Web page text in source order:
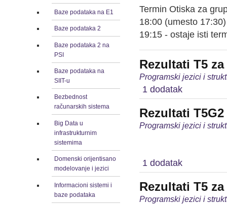
Baze podataka na E1
Baze podataka 2
Baze podataka 2 na
PSI
Baze podataka na
SIIT-u
Bezbednost
računarskih sistema
Big Data u
infrastrukturnim
sistemima
Domenski orijentisano
modelovanje i jezici
Informacioni sistemi i
baze podataka
Termin Otiska za
18:00 (umesto
19:15 - ostaje isti
Rezultati T5
Programski jezici i
1 dodatak
Rezultati T5G2
Programski jezici i
1 dodatak
Rezultati T5
Programski jezici i